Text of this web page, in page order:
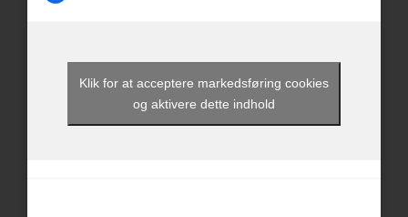
Klik for at acceptere markedsføring cookies
og aktivere dette indhold